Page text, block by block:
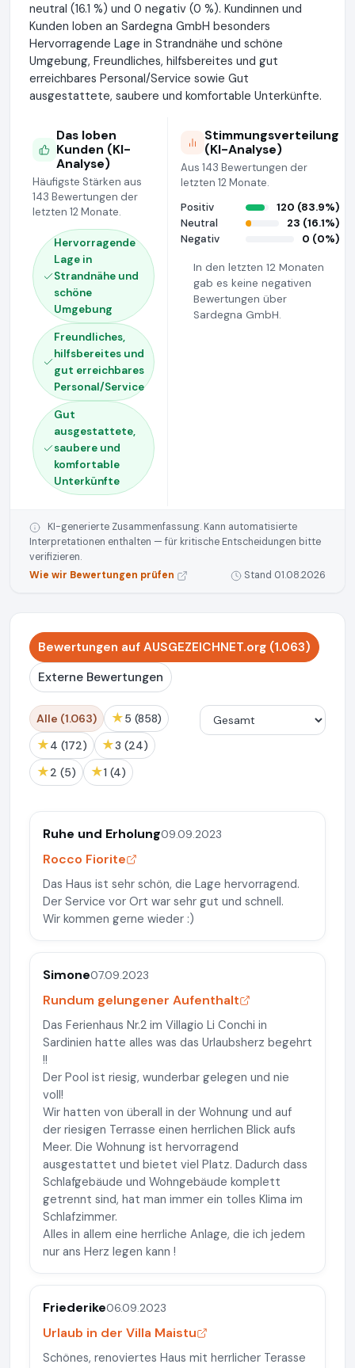
neutral (16.1 %) und 0 negativ (0 %). Kundinnen und
Kunden loben an Sardegna GmbH besonders
Hervorragende Lage in Strandnähe und schöne
Umgebung, Freundliches, hilfsbereites und gut
erreichbares Personal/Service sowie Gut
ausgestattete, saubere und komfortable Unterkünfte.
Das loben
Kunden (KI-
Analyse)
Häufigste Stärken aus
143 Bewertungen der
letzten 12 Monate.
Hervorragende
Lage in
Strandnähe und
schöne
Umgebung
Freundliches,
hilfsbereites und
gut erreichbares
Personal/Service
Gut
ausgestattete,
saubere und
komfortable
Unterkünfte
Stimmungsverteilung
(KI-Analyse)
Aus 143 Bewertungen der
letzten 12 Monate.
Positiv
120 (83.9%)
Neutral
23 (16.1%)
Negativ
0 (0%)
In den letzten 12 Monaten
gab es keine negativen
Bewertungen über
Sardegna GmbH.
KI-generierte Zusammenfassung. Kann automatisierte
Interpretationen enthalten — für kritische Entscheidungen bitte
verifizieren.
Wie wir Bewertungen prüfen
Stand 01.08.2026
Bewertungen auf AUSGEZEICHNET.org (1.063)
Externe Bewertungen
Alle (1.063) ★ 5 (858)
★ 4 (172) ★ 3 (24)
★ 2 (5) ★ 1 (4)
Ruhe und Erholung09.09.2023
Rocco Fiorite
Das Haus ist sehr schön, die Lage hervorragend.
Der Service vor Ort war sehr gut und schnell.
Wir kommen gerne wieder :)
Simone07.09.2023
Rundum gelungener Aufenthalt
Das Ferienhaus Nr.2 im Villagio Li Conchi in
Sardinien hatte alles was das Urlaubsherz begehrt
!!
Der Pool ist riesig, wunderbar gelegen und nie
voll!
Wir hatten von überall in der Wohnung und auf
der riesigen Terrasse einen herrlichen Blick aufs
Meer. Die Wohnung ist hervorragend
ausgestattet und bietet viel Platz. Dadurch dass
Schlafgebäude und Wohngebäude komplett
getrennt sind, hat man immer ein tolles Klima im
Schlafzimmer.
Alles in allem eine herrliche Anlage, die ich jedem
nur ans Herz legen kann !
Friederike06.09.2023
Urlaub in der Villa Maistu
Schönes, renoviertes Haus mit herrlicher Terasse